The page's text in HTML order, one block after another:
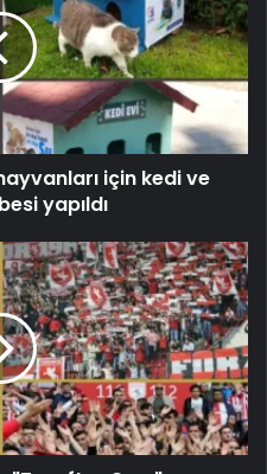
için kedi ve
yapıldı